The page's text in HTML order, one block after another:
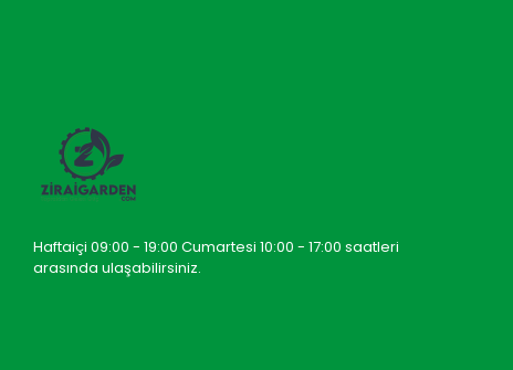
Haftaiçi 09:00 - 19:00 Cumartesi 10:00 - 17:00 saatleri
arasında ulaşabilirsiniz.